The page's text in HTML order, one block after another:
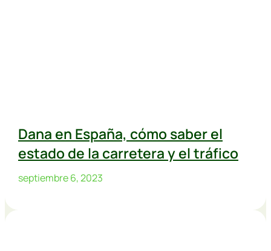
Dana en España, cómo saber el
estado de la carretera y el tráfico
septiembre 6, 2023